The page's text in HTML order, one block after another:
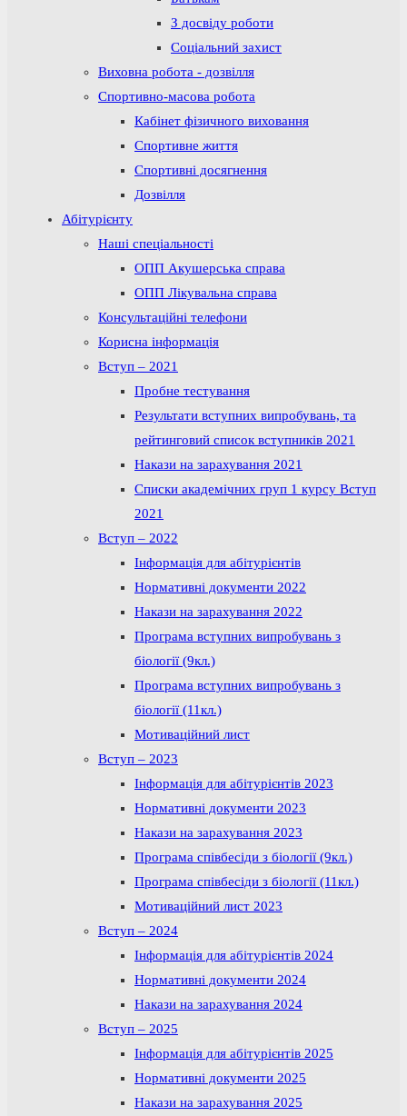
З досвіду роботи
Соціальний захист
Виховна робота - дозвілля
Спортивно-масова робота
Кабінет фізичного виховання
Спортивне життя
Спортивні досягнення
Дозвілля
Абітурієнту
Наші спеціальності
ОПП Акушерська справа
ОПП Лікувальна справа
Консультаційні телефони
Корисна інформація
Вступ – 2021
Пробне тестування
Результати вступних випробувань, та
рейтинговий список вступників 2021
Накази на зарахування 2021
Списки академічних груп 1 курсу Вступ
2021
Вступ – 2022
Інформація для абітурієнтів
Нормативні документи 2022
Накази на зарахування 2022
Програма вступних випробувань з
біології (9кл.)
Програма вступних випробувань з
біології (11кл.)
Мотиваційний лист
Вступ – 2023
Інформація для абітурієнтів 2023
Нормативні документи 2023
Накази на зарахування 2023
Програма співбесіди з біології (9кл.)
Програма співбесіди з біології (11кл.)
Мотиваційний лист 2023
Вступ – 2024
Інформація для абітурієнтів 2024
Нормативні документи 2024
Накази на зарахування 2024
Вступ – 2025
Інформація для абітурієнтів 2025
Нормативні документи 2025
Накази на зарахування 2025